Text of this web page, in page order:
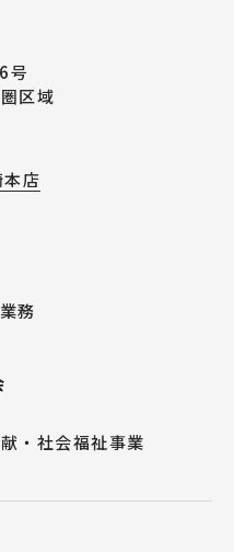
号
区域
店
務
・社会福祉事業